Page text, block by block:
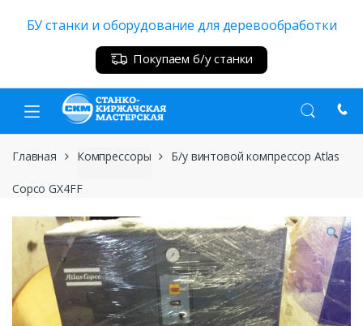
БУ станки и оборудование для деревообработки
Покупаем б/у станки
Главная Компрессоры Б/у винтовой компрессор Atlas
Copco GX4FF